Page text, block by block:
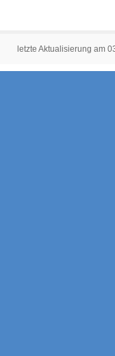
letzte Aktualisierung am